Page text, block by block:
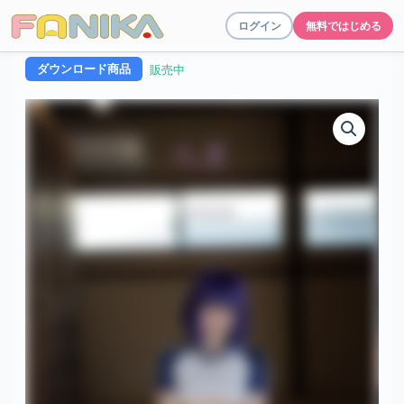
ログイン 無料ではじめる
ダウンロード商品 販売中